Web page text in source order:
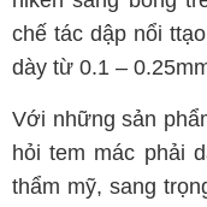
chế tác dập nổi
dày từ 0.1 –
Với những sản
hỏi tem mác phải
thẩm mỹ, sang